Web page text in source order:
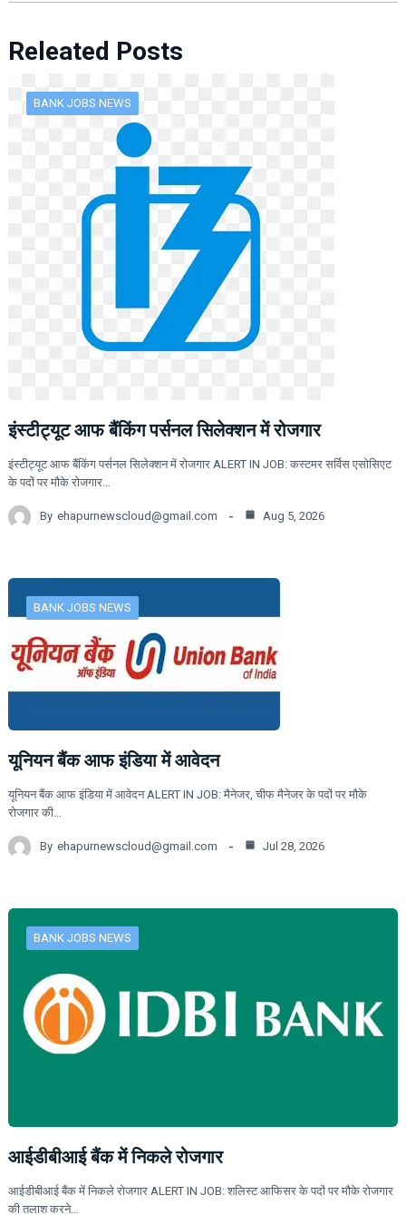
Releated Posts
BANK JOBS NEWS
इंस्टीट्यूट आफ बैंकिंग पर्सनल सिलेक्शन में रोजगार
इंस्टीट्यूट आफ बैंकिंग पर्सनल सिलेक्शन में रोजगार ALERT IN JOB: कस्टमर सर्विस एसोसिएट
के पदों पर मौके रोजगार…
By ehapurnewscloud@gmail.com Aug 5, 2026
BANK JOBS NEWS
यूनियन बैंक आफ इंडिया में आवेदन
यूनियन बैंक आफ इंडिया में आवेदन ALERT IN JOB: मैनेजर, चीफ मैनेजर के पदों पर मौके
रोजगार की…
By ehapurnewscloud@gmail.com Jul 28, 2026
BANK JOBS NEWS
आईडीबीआई बैंक में निकले रोजगार
आईडीबीआई बैंक में निकले रोजगार ALERT IN JOB: शलिस्ट आफिसर के पदों पर मौके रोजगार
की तलाश करने…